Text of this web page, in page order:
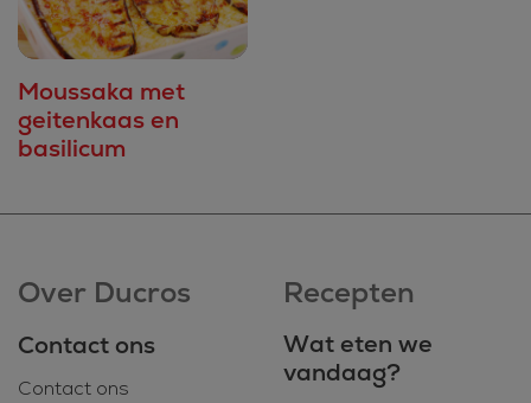
Moussaka met
geitenkaas en
basilicum
Over Ducros
Contact ons
Contact ons
Recepten
Wat eten we
vandaag?